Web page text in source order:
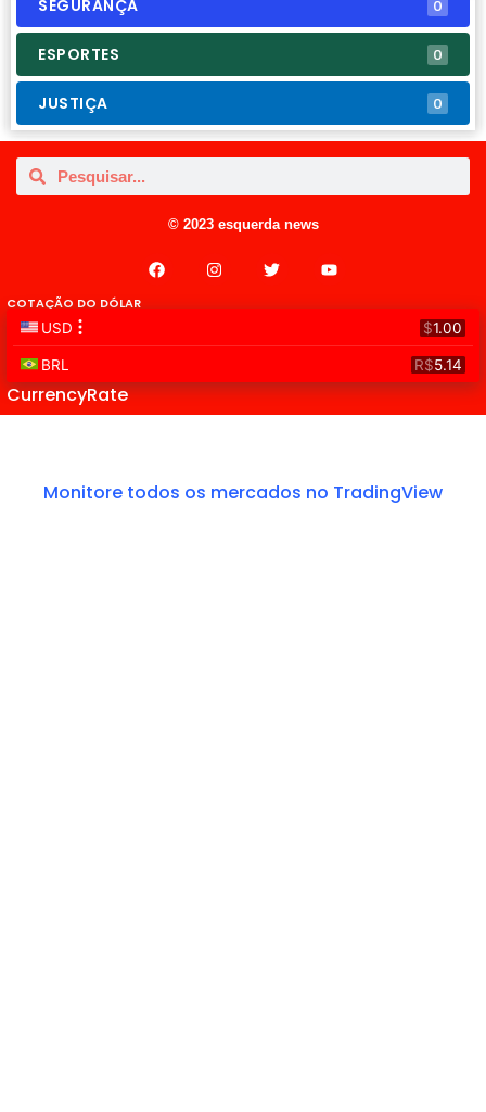
SEGURANÇA 0
ESPORTES 0
JUSTIÇA 0
© 2023 esquerda news
COTAÇÃO DO DÓLAR
CurrencyRate
Monitore todos os mercados no TradingView